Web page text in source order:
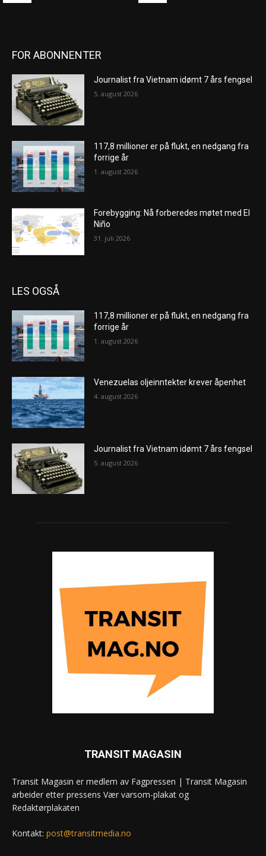
FOR ABONNENTER
Journalist fra Vietnam idømt 7 års fengsel
5. august 2026
117,8 millioner er på flukt, en nedgang fra
forrige år
1. august 2026
Forebygging: Nå forberedes møtet med El
Niño
31. juli 2026
LES OGSÅ
117,8 millioner er på flukt, en nedgang fra
forrige år
1. august 2026
Venezuelas oljeinntekter krever åpenhet
4. august 2026
Journalist fra Vietnam idømt 7 års fengsel
5. august 2026
TRANSIT MAGASIN
Transit Magasin er medlem av Fagpressen | Transit Magasin
arbeider etter pressens Vær varsom-plakat og
Redaktørplakaten
Kontakt: post@transitmedia.no